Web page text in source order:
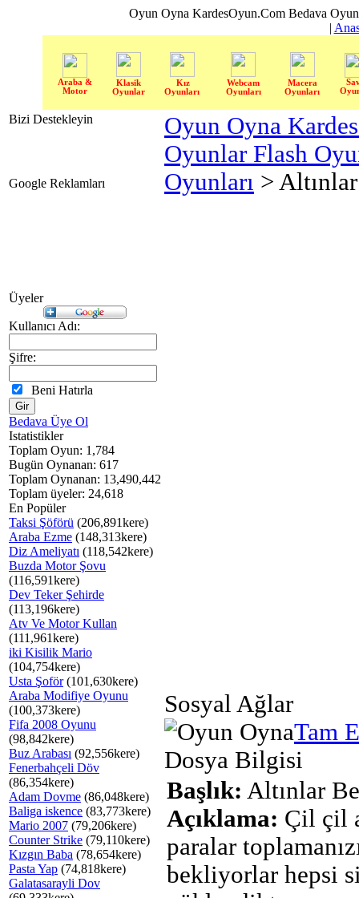
Oyun Oyna KardesOyun.Com Bedava
|
Araba &
Motor
Klasik
Oyunlar
Kız
Oyunları
Webcam
Oyunları
Macera
Oyunları
Bizi Destekleyin
Google Reklamları
Üyeler
Kullanıcı Adı:
Şifre:
Beni Hatırla
Bedava Üye Ol
Istatistikler
Toplam Oyun: 1,784
Bugün Oynanan: 617
Toplam Oynanan: 13,490,442
Toplam üyeler: 24,618
En Popüler
Taksi Şöförü (206,891kere)
Araba Ezme (148,313kere)
Diz Ameliyatı (118,542kere)
Buzda Motor Şovu
(116,591kere)
Dev Teker Şehirde
(113,196kere)
Atv Ve Motor Kullan
(111,961kere)
iki Kisilik Mario
(104,754kere)
Usta Şoför(101,630kere)
Araba Modifiye Oyunu
(100,373kere)
Fifa 2008 Oyunu
(98,842kere)
Buz Arabası (92,556kere)
Fenerbahçeli Döv
(86,354kere)
Adam Dovme (86,048kere)
Baliga iskence (83,773kere)
Mario 2007 (79,206kere)
Counter Strike (79,110kere)
Kızgın Baba (78,654kere)
Pasta Yap (74,818kere)
Galatasarayli Dov
Oyun Oyna
Oyunlar Flash
Oyunları >
Sosyal Ağlar
Tam
Dosya Bilgisi
Başlık: Altınlar
Açıklama: Çil çil
paralar
bekliyorlar hepsi